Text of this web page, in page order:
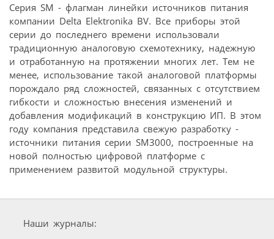
Серия SM - флагман линейки источников питания
компании Delta Elektronika BV. Все приборы этой
серии до последнего времени использовали
традиционную аналоговую схемотехнику, надежную
и отработанную на протяжении многих лет. Тем не
менее, использование такой аналоговой платформы
порождало ряд сложностей, связанных с отсутствием
гибкости и сложностью внесения изменений и
добавления модификаций в конструкцию ИП. В этом
году компания представила свежую разработку -
источники питания серии SM3000, построенные на
новой полностью цифровой платформе с
применением развитой модульной структуры.
Наши журналы: